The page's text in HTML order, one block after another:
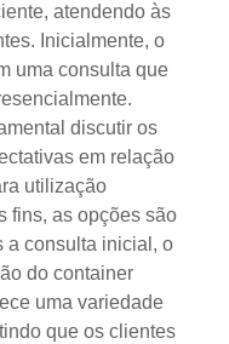
atendendo às
Inicialmente, o
uma consulta que
discutir os
em relação
utilização
fins, as opções são
a consulta inicial, o
do container
uma variedade
que os clientes